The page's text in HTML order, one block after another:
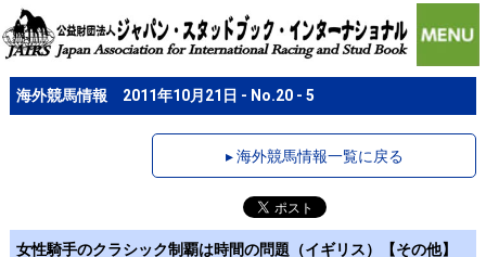
海外競馬情報 2011年10月21日 - No.20 - 5
▸ 海外競馬情報一覧に戻る
女性騎手のクラシック制覇は時間の問題（イギリス）【その他】